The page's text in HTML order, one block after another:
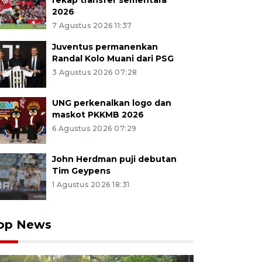
2026
7 Agustus 2026 11:37
Juventus permanenkan
Randal Kolo Muani dari PSG
3 Agustus 2026 07:28
UNG perkenalkan logo dan
maskot PKKMB 2026
6 Agustus 2026 07:29
John Herdman puji debutan
Tim Geypens
1 Agustus 2026 18:31
News